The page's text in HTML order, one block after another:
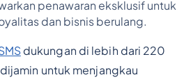
penawaran eksklusif untuk
dan bisnis berulang.
dukungan di lebih dari 220
untuk menjangkau